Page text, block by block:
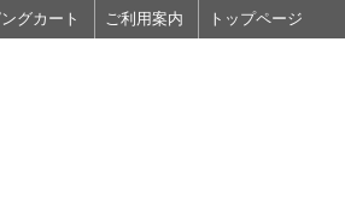
グカート ご利用案内 トップページ